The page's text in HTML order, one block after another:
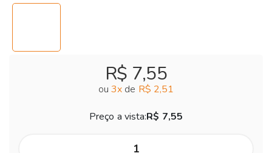
R$ 7,55
ou 3x de R$ 2,51
Preço a vista:R$ 7,55